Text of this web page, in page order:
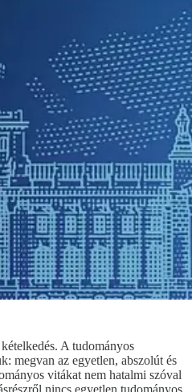
A tudományos
megvan az egyetlen, abszolút és
vitákat nem hatalmi szóval